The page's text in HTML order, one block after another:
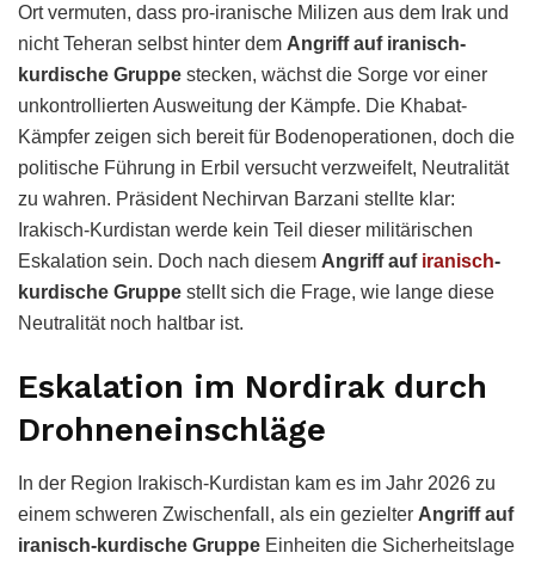
Ort vermuten, dass pro-iranische Milizen aus dem Irak und
nicht Teheran selbst hinter dem Angriff auf iranisch-
kurdische Gruppe stecken, wächst die Sorge vor einer
unkontrollierten Ausweitung der Kämpfe. Die Khabat-
Kämpfer zeigen sich bereit für Bodenoperationen, doch die
politische Führung in Erbil versucht verzweifelt, Neutralität
zu wahren. Präsident Nechirvan Barzani stellte klar:
Irakisch-Kurdistan werde kein Teil dieser militärischen
Eskalation sein. Doch nach diesem Angriff auf iranisch-
kurdische Gruppe stellt sich die Frage, wie lange diese
Neutralität noch haltbar ist.
Eskalation im Nordirak durch
Drohneneinschläge
In der Region Irakisch-Kurdistan kam es im Jahr 2026 zu
einem schweren Zwischenfall, als ein gezielter Angriff auf
iranisch-kurdische Gruppe Einheiten die Sicherheitslage